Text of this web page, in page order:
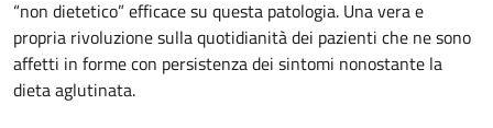
“non dietetico” efficace su questa patologia. Una vera e
propria rivoluzione sulla quotidianità dei pazienti che ne sono
affetti in forme con persistenza dei sintomi nonostante la
dieta aglutinata.